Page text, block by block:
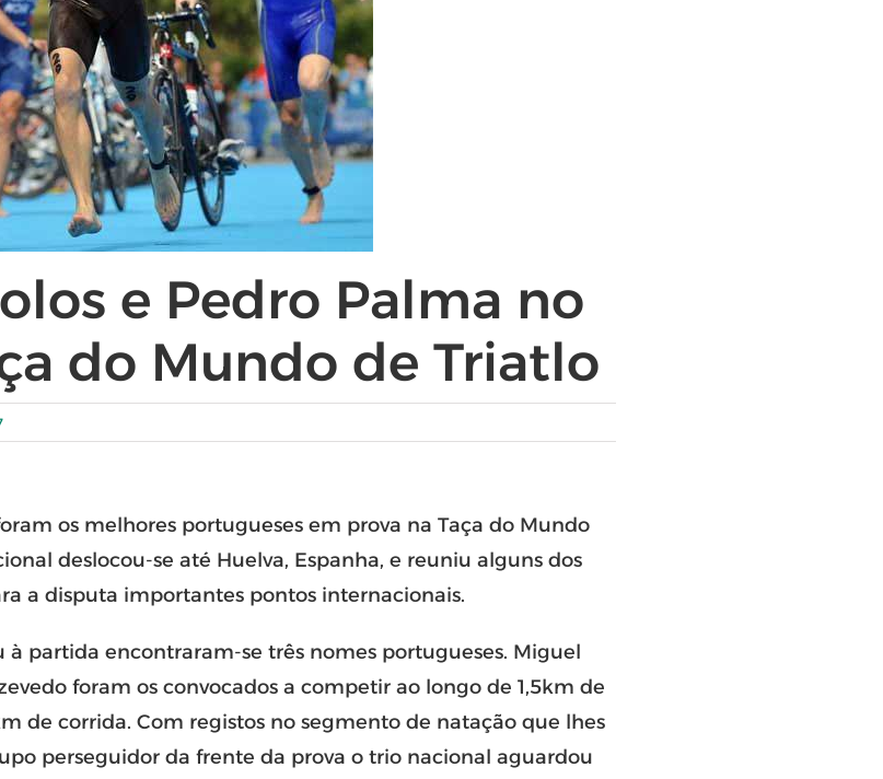
e Pedro Palma no
do Mundo de Triatlo
os melhores portugueses em prova na Taça do Mundo
deslocou-se até Huelva, Espanha, e reuniu alguns dos
a disputa importantes pontos internacionais.
partida encontraram-se três nomes portugueses. Miguel
foram os convocados a competir ao longo de 1,5km de
de corrida. Com registos no segmento de natação que lhes
perseguidor da frente da prova o trio nacional aguardou